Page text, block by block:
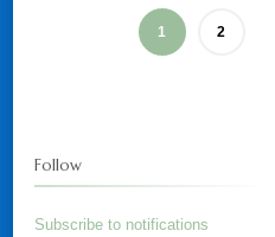
Berichten
paginering
PAGINA
1 PAGINA
2
Follow
Subscribe to notifications